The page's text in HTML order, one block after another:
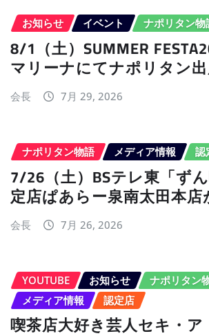
お知らせ イベント ナポリタン物
8/1（土）SUMMER
マリーナにてナポリタン出
会長 7月 29, 2026
ナポリタン物語 メディア情報 認
7/26（土）BSテレ東「ず
定店ぱあらー泉南太田本店
会長 7月 26, 2026
YOUTUBE お知らせ
ナポリタン
メディア情報
認定店
喫茶店大好き芸人セキ・